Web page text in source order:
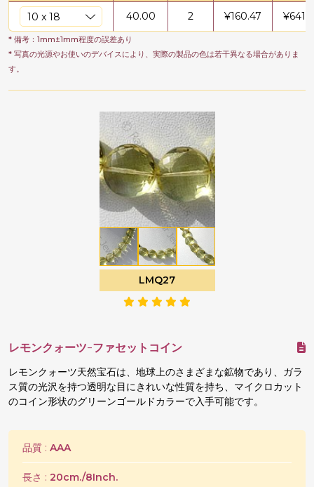
40.00 2 ¥160.47 ¥
* 備考：1mm±1mm程度の誤差あり
* 写真の光源やお使いのデバイスにより、実際の製品の色は若干異なる場合がありま
す。
LMQ27
レモンクォーツ-ファセットコイン
レモンクォーツ天然宝石は、地球上のさまざまな鉱物であり、ガラ
ス質の光沢を持つ透明な目にきれいな性質を持ち、マイクロカット
のコイン形状のグリーンゴールドカラーで入手可能です。
品質 : AAA
長さ : 20cm./8Inch.